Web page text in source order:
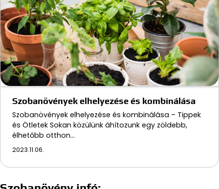
Szobanövények elhelyezése és kombinálása
Szobanövények elhelyezése és kombinálása – Tippek
és Ötletek Sokan közülünk áhítozunk egy zöldebb,
élhetőbb otthon…
2023.11.06.